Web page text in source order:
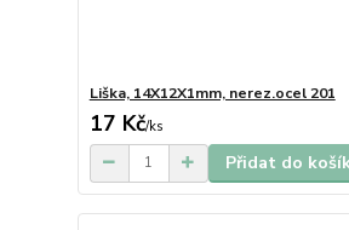
Liška, 14X12X1mm, nerez.ocel 201
17 Kč/ks
Přidat do